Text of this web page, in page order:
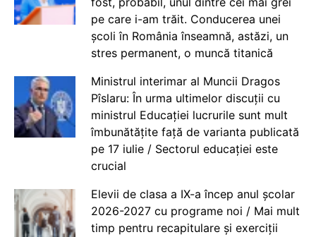
pe care i-am trăit. Conducerea unei
școli în România înseamnă, astăzi, un
stres permanent, o muncă titanică
Ministrul interimar al Muncii Dragos
Pîslaru: În urma ultimelor discuții cu
ministrul Educației lucrurile sunt mult
îmbunătățite față de varianta publicată
pe 17 iulie / Sectorul educației este
crucial
Elevii de clasa a IX-a încep anul școlar
2026-2027 cu programe noi / Mai mult
timp pentru recapitulare și exerciții